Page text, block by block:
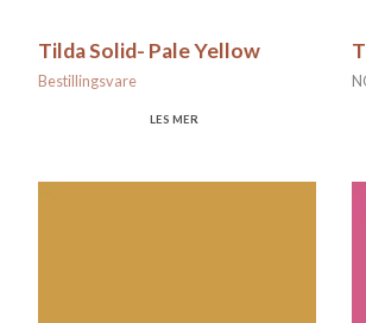
Tilda Solid- Pale Yellow
Bestillingsvare
LES MER